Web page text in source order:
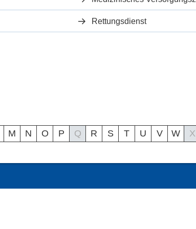
Rettungsdienst
M N O P Q R S T U V W X